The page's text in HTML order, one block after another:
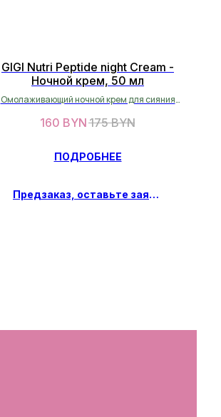
GIGI Nutri Peptide night Cream -
Ночной крем, 50 мл
Омолаживающий ночной крем для сияния
160 BYN 175 BYN
ПОДРОБНЕЕ
Предзаказ, оставьте заявку